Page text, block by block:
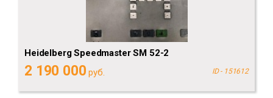
Heidelberg Speedmaster SM 52-2
2 190 000 руб. ID - 151612